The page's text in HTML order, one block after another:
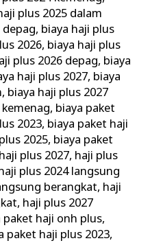
plus 2025 dalam
depag, biaya haji plus
2026, biaya haji plus
plus 2026 depag, biaya
haji plus 2027, biaya
, biaya haji plus 2027
, biaya paket
2023, biaya paket haji
2025, biaya paket
plus 2027, haji plus
plus 2024 langsung
berangkat, haji
, haji plus 2027
paket haji onh plus,
paket haji plus 2023,